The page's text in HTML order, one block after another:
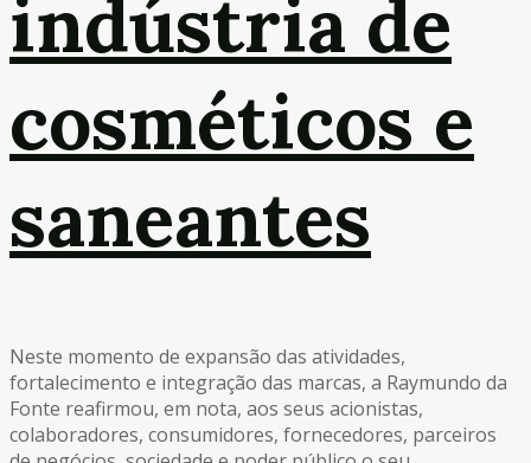
indústria de
cosméticos e
saneantes
Neste momento de expansão das atividades,
fortalecimento e integração das marcas, a Raymundo da
Fonte reafirmou, em nota, aos seus acionistas,
colaboradores, consumidores, fornecedores, parceiros